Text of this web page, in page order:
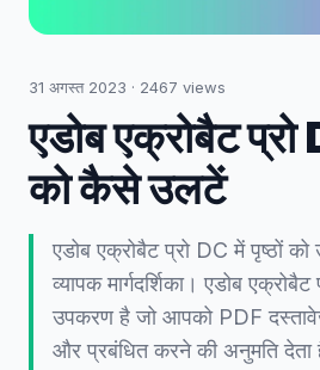
31 अगस्त 2023 · 2467 views
एडोब एक्रोबैट प्रो
को कैसे उलटें
एडोब एक्रोबैट प्रो DC में पृष्ठों
व्यापक मार्गदर्शिका। एडोब
उपकरण है जो आपको PDF
और प्रबंधित करने की अनुमति